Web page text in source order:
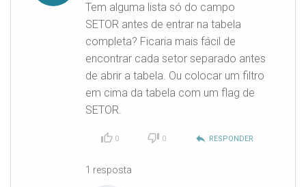
Tem alguma lista só do campo
SETOR antes de entrar na tabela
completa? Ficaria mais fácil de
encontrar cada setor separado antes
de abrir a tabela. Ou colocar um filtro
em cima da tabela com um flag de
SETOR.
reply RESPONDER
0
0
1 resposta